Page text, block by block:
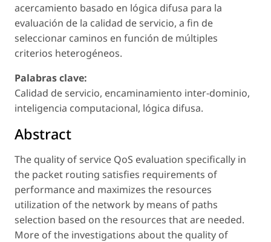
acercamiento basado en lógica difusa para la
evaluación de la calidad de servicio, a fin de
seleccionar caminos en función de múltiples
criterios heterogéneos.
Palabras clave:
Calidad de servicio, encaminamiento inter-dominio,
inteligencia computacional, lógica difusa.
Abstract
The quality of service QoS evaluation specifically in
the packet routing satisfies requirements of
performance and maximizes the resources
utilization of the network by means of paths
selection based on the resources that are needed.
More of the investigations about the quality of